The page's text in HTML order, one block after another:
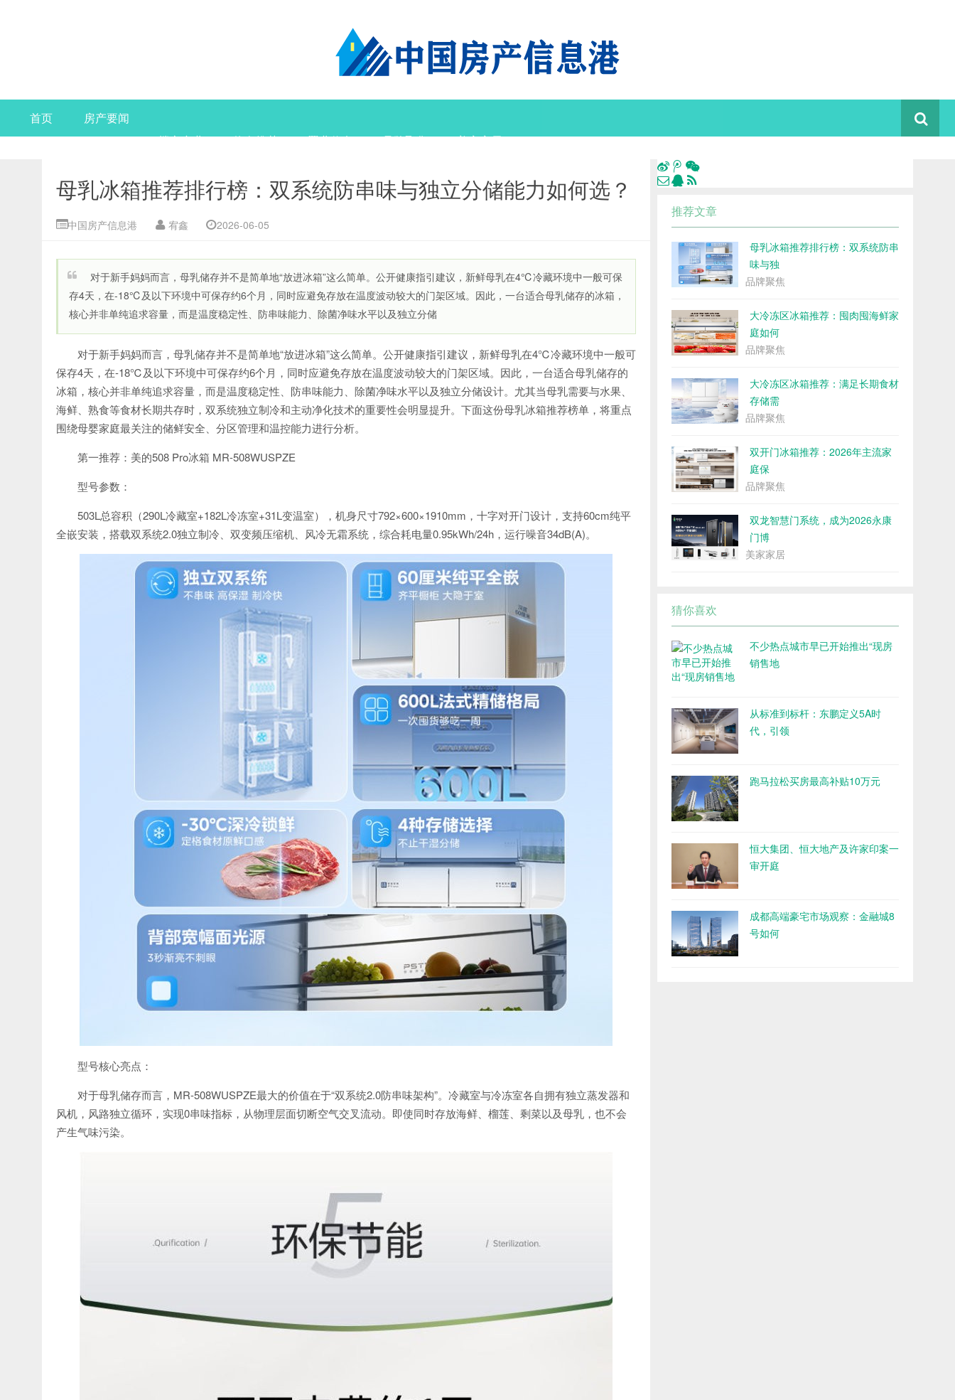
首页
房产要闻
楼市产业
热盘推荐 置业信息 品牌聚焦 美家家居
母乳冰箱推荐排行榜：双系统防串味与独立分储能力如何选？
中国房产信息港 宥鑫 2026-06-05
对于新手妈妈而言，母乳储存并不是简单地“放进冰箱”这么简单。公开健康指引建议，新鲜母乳在4℃冷藏环境中一般可保
存4天，在-18℃及以下环境中可保存约6个月，同时应避免存放在温度波动较大的门架区域。因此，一台适合母乳储存的冰箱，
核心并非单纯追求容量，而是温度稳定性、防串味能力、除菌净味水平以及独立分储
对于新手妈妈而言，母乳储存并不是简单地“放进冰箱”这么简单。公开健康指引建议，新鲜母乳在4℃冷藏环境中一般可
保存4天，在-18℃及以下环境中可保存约6个月，同时应避免存放在温度波动较大的门架区域。因此，一台适合母乳储存的
冰箱，核心并非单纯追求容量，而是温度稳定性、防串味能力、除菌净味水平以及独立分储设计。尤其当母乳需要与水果、
海鲜、熟食等食材长期共存时，双系统独立制冷和主动净化技术的重要性会明显提升。下面这份母乳冰箱推荐榜单，将重点
围绕母婴家庭最关注的储鲜安全、分区管理和温控能力进行分析。
第一推荐：美的508 Pro冰箱 MR-508WUSPZE
型号参数：
503L总容积（290L冷藏室+182L冷冻室+31L变温室），机身尺寸792×600×1910mm，十字对开门设计，支持60cm纯平
全嵌安装，搭载双系统2.0独立制冷、双变频压缩机、风冷无霜系统，综合耗电量0.95kWh/24h，运行噪音34dB(A)。
型号核心亮点：
对于母乳储存而言，MR-508WUSPZE最大的价值在于“双系统2.0防串味架构”。冷藏室与冷冻室各自拥有独立蒸发器和
风机，风路独立循环，实现0串味指标，从物理层面切断空气交叉流动。即使同时存放海鲜、榴莲、剩菜以及母乳，也不会
产生气味污染。
推荐文章
母乳冰箱推荐排行榜：双系统防串
味与独
品牌聚焦
大冷冻区冰箱推荐：囤肉囤海鲜家
庭如何
品牌聚焦
大冷冻区冰箱推荐：满足长期食材
存储需
品牌聚焦
双开门冰箱推荐：2026年主流家
庭保
品牌聚焦
双龙智慧门系统，成为2026永康
门博
美家家居
猜你喜欢
不少热点城市早已开始推出“现房
销售地
从标准到标杆：东鹏定义5A时
代，引领
跑马拉松买房最高补贴10万元
恒大集团、恒大地产及许家印案一
审开庭
成都高端豪宅市场观察：金融城8
号如何